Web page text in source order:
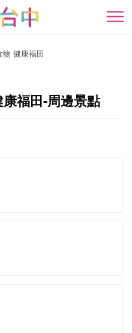
開
健康福田
福田-周邊景點